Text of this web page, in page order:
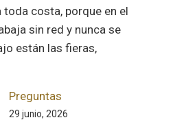
costa, porque en el
sin red y nunca se
están las fieras,
Preguntas
29 junio, 2026